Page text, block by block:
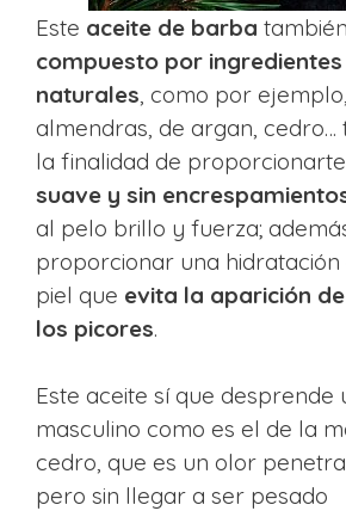
Este aceite de barba
compuesto por ingredientes
naturales , como por
almendras, de argan, cedro…
la finalidad de
suave y sin
al pelo brillo y fuerza;
proporcionar una hidratación
piel que evita la aparición
los picores.
Este aceite sí que desprende
masculino como es el de la
cedro, que es un olor
pero sin llegar a ser pesado